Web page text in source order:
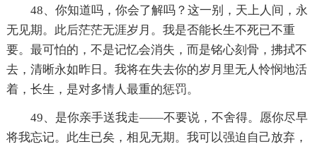
48、你知道吗，你会了解吗？这一别，天上人间，永
无见期。此后茫茫无涯岁月。我是否能长生不死已不重
要。最可怕的，不是记忆会消失，而是铭心刻骨，拂拭不
去，清晰永如昨日。我将在失去你的岁月里无人怜悯地活
着，长生，是对多情人最重的惩罚。
49、是你亲手送我走——不要说，不舍得。愿你尽早
将我忘记。此生已矣，相见无期。我可以强迫自己放弃，